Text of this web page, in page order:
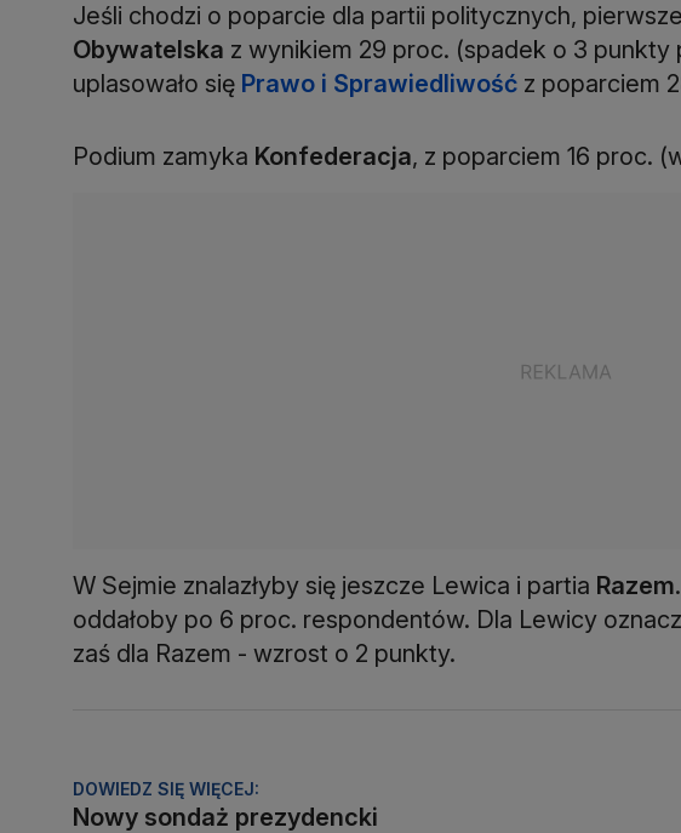
Jeśli chodzi o poparcie dla partii politycznych,
Obywatelska z wynikiem 29 proc. (spadek o 3
uplasowało się Prawo i Sprawiedliwość z poparciem
Podium zamyka Konfederacja, z poparciem 16 proc.
W Sejmie znalazłyby się jeszcze Lewica i partia Razem
oddałoby po 6 proc. respondentów. Dla Lewicy
zaś dla Razem - wzrost o 2 punkty.
DOWIEDZ SIĘ WIĘCEJ:
Nowy sondaż prezydencki